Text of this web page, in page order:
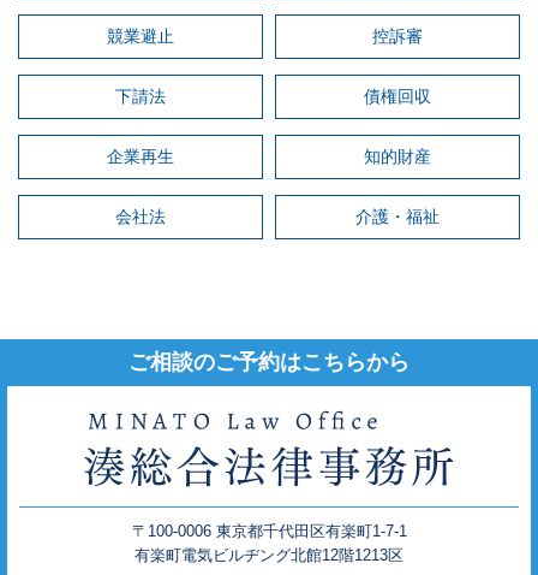
競業避止 控訴審
下請法 債権回収
企業再生 知的財産
会社法 介護・福祉
ご相談のご予約はこちらから
〒100-0006 東京都千代田区有楽町1-7-1
有楽町電気ビルヂング北館12階1213区